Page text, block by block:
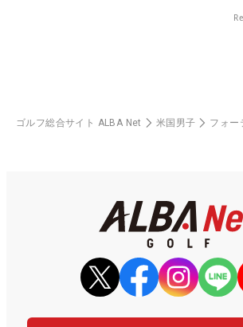
ゴルフ総合サイト ALBA Net 米国男子 フォー